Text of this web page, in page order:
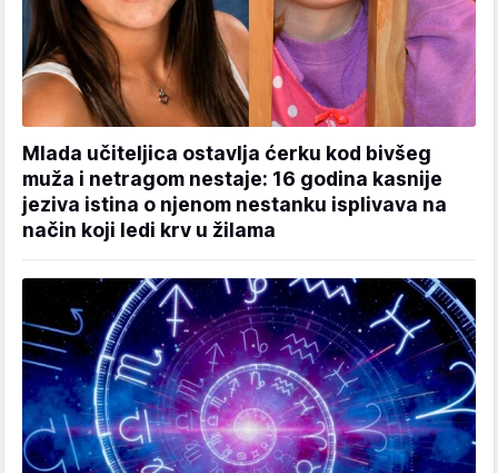
Mlada učiteljica ostavlja ćerku kod bivšeg
muža i netragom nestaje: 16 godina kasnije
jeziva istina o njenom nestanku isplivava na
način koji ledi krv u žilama